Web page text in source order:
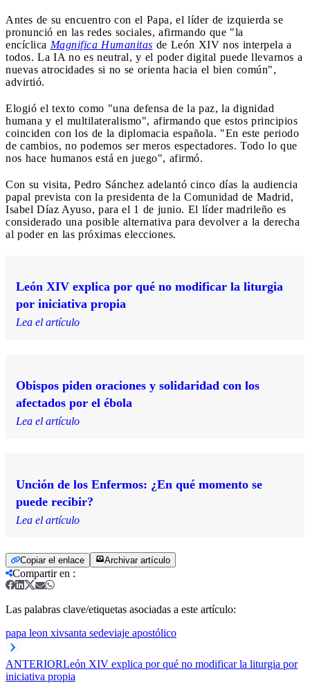
Antes de su encuentro con el Papa, el líder de izquierda se
pronunció en las redes sociales, afirmando que "la
encíclica Magnifica Humanitas de León XIV nos interpela a
todos. La IA no es neutral, y el poder digital puede llevarnos a
nuevas atrocidades si no se orienta hacia el bien común",
advirtió.
Elogió el texto como "una defensa de la paz, la dignidad
humana y el multilateralismo", afirmando que estos principios
coinciden con los de la diplomacia española. "En este periodo
de cambios, no podemos ser meros espectadores. Todo lo que
nos hace humanos está en juego", afirmó.
Con su visita, Pedro Sánchez adelantó cinco días la audiencia
papal prevista con la presidenta de la Comunidad de Madrid,
Isabel Díaz Ayuso, para el 1 de junio. El líder madrileño es
considerado una posible alternativa para devolver a la derecha
al poder en las próximas elecciones.
León XIV explica por qué no modificar la liturgia
por iniciativa propia
Lea el artículo
Obispos piden oraciones y solidaridad con los
afectados por el ébola
Lea el artículo
Unción de los Enfermos: ¿En qué momento se
puede recibir?
Lea el artículo
Copiar el enlace Archivar artículo
Compartir en :
Las palabras clave/etiquetas asociadas a este artículo:
papa leon xivsanta sedeviaje apostólico
ANTERIORLeón XIV explica por qué no modificar la liturgia por
iniciativa propia